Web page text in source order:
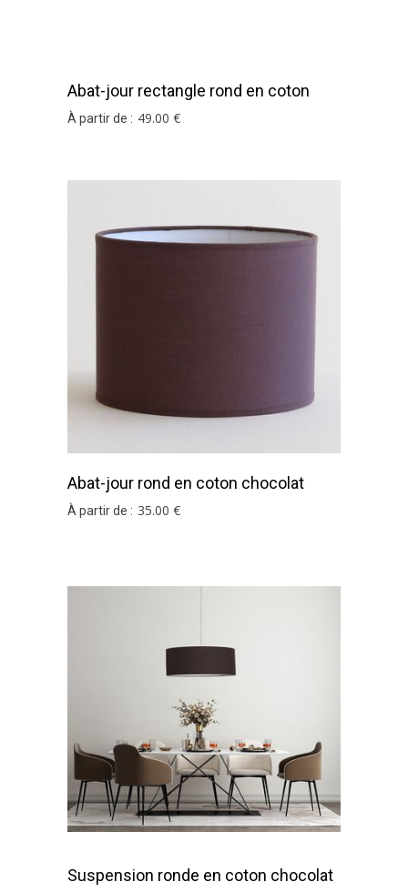
Abat-jour rectangle rond en coton
chocolat
À partir de : 49.00 €
Abat-jour rond en coton chocolat
À partir de : 35.00 €
Suspension ronde en coton chocolat